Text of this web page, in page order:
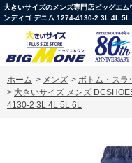
大きいサイズのメンズ専門店ビッグエ
ンディゴ デニム 1274-4130-2 3L 4L 5L
ホーム > メンズ > ボトム・スラ
> 大きいサイズ メンズ
4130-2 3L 4L 5L 6L